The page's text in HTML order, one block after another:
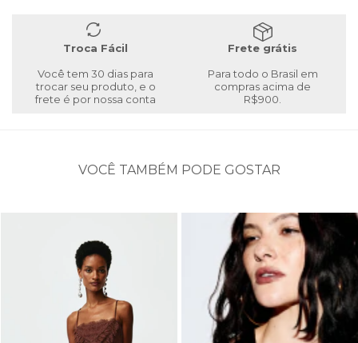
Troca Fácil
Você tem 30 dias para
trocar seu produto, e o
frete é por nossa conta
Frete grátis
Para todo o Brasil em
compras acima de
R$900.
VOCÊ TAMBÉM PODE GOSTAR